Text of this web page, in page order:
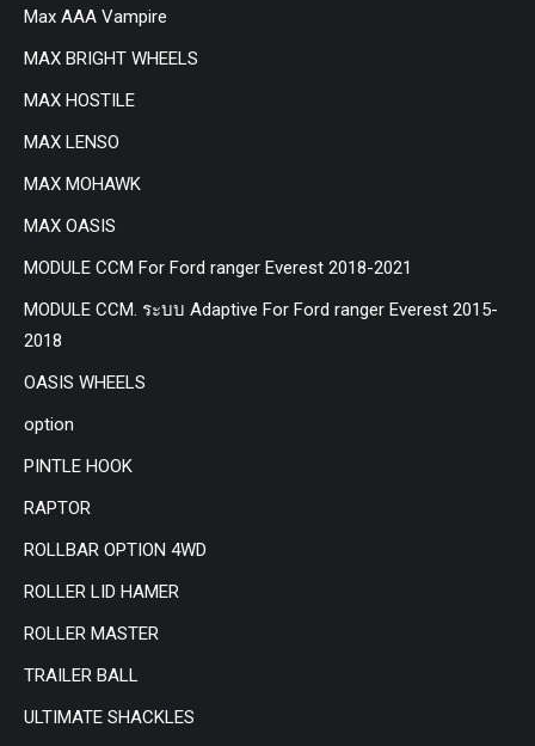
Max AAA Vampire
MAX BRIGHT WHEELS
MAX HOSTILE
MAX LENSO
MAX MOHAWK
MAX OASIS
MODULE CCM For Ford ranger Everest 2018-2021
MODULE CCM. ระบบ Adaptive For Ford ranger Everest 2015-
2018
OASIS WHEELS
option
PINTLE HOOK
RAPTOR
ROLLBAR OPTION 4WD
ROLLER LID HAMER
ROLLER MASTER
TRAILER BALL
ULTIMATE SHACKLES